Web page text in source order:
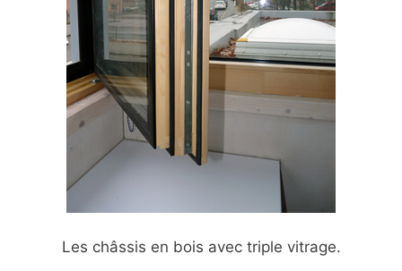
Les châssis en bois avec triple vitrage.